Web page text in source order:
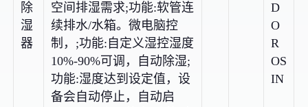
除
湿
器
空间排湿需求;功能:软管连
续排水/水箱。微电脑控
制，;功能:自定义湿控湿度
10%-90%可调，自动除湿;
功能:湿度达到设定值，设
备会自动停止，自动启
D
O
R
OS
IN